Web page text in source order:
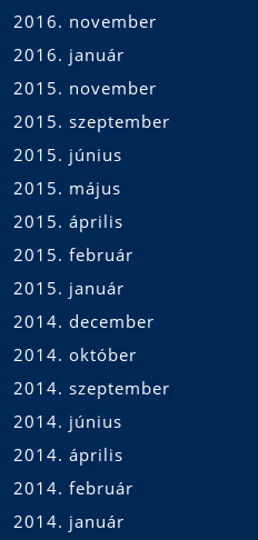
2016. november
2016. január
2015. november
2015. szeptember
2015. június
2015. május
2015. április
2015. február
2015. január
2014. december
2014. október
2014. szeptember
2014. június
2014. április
2014. február
2014. január